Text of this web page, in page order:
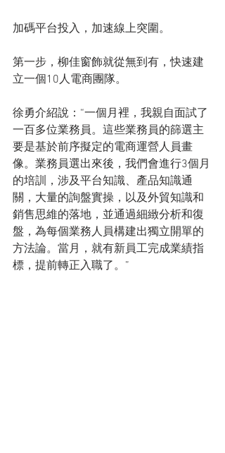
加碼平台投入，加速線上突圍。
第一步，柳佳窗飾就從無到有，快速建
立一個10人電商團隊。
徐勇介紹說：“一個月裡，我親自面試了
一百多位業務員。這些業務員的篩選主
要是基於前序擬定的電商運營人員畫
像。業務員選出來後，我們會進行3個月
的培訓，涉及平台知識、產品知識通
關，大量的詢盤實操，以及外貿知識和
銷售思維的落地，並通過細緻分析和復
盤，為每個業務人員構建出獨立開單的
方法論。當月，就有新員工完成業績指
標，提前轉正入職了。”